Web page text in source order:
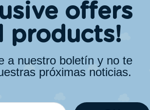
offers
products!
a nuestro boletín y no te
próximas noticias.